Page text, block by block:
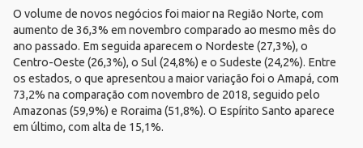
O volume de novos negócios foi maior na Região Norte, com
aumento de 36,3% em novembro comparado ao mesmo mês do
ano passado. Em seguida aparecem o Nordeste (27,3%), o
Centro-Oeste (26,3%), o Sul (24,8%) e o Sudeste (24,2%). Entre
os estados, o que apresentou a maior variação foi o Amapá, com
73,2% na comparação com novembro de 2018, seguido pelo
Amazonas (59,9%) e Roraima (51,8%). O Espírito Santo aparece
em último, com alta de 15,1%.